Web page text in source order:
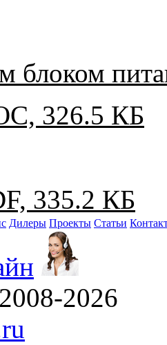
блоком
326.5 КБ
335.2 КБ
Дилеры Проекты Статьи
2026